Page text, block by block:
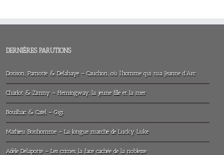
DERNIÈRES PARUTIONS
Dorison, Parnotte & Delahaye – Cauchon…où l’homme qui tua Jeanne d’Arc
Charlot & Zimny – Hemingway, la jeune fille et la mer
Bouilhac & Catel – Gigi
Mathieu Bonhomme – La longue marche de Lucky Luke
Adèle Delaporte – Les crimes, la face cachée de la noblesse